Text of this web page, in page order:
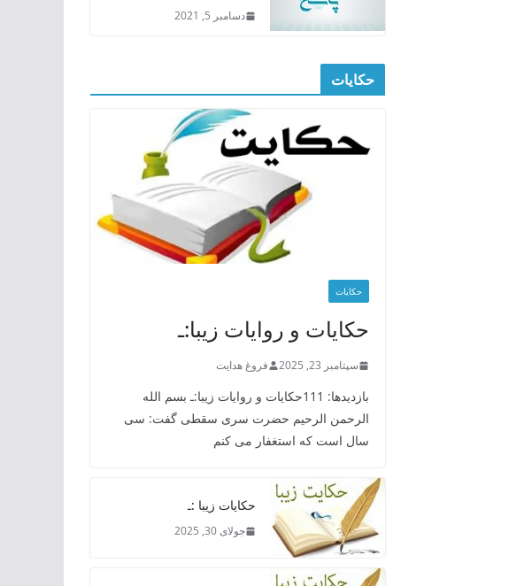
دسامبر 5, 2021
حکایات
حکایات
حکایات و روایات زیبا:ـ
سپتامبر 23, 2025 فروغ هدایت
بازدیدها: 111حکایات و روایات زیبا:ـ بسم الله
الرحمن الرحیم حضرت سری سقطی گفت: سی
سال است که استغفار می کنم
حکایات زیبا :ـ
جولای 30, 2025